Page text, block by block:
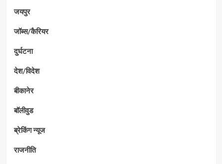
जयपुर
जॉब्स/कैरियर
दुर्घटना
देश/विदेश
बीकानेर
बॉलीवुड
ब्रेकिंग न्यूज
राजनीति